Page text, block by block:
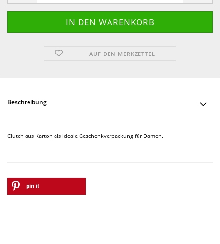
AUF DEN MERKZETTEL
Beschreibung
Clutch aus Karton als ideale Geschenkverpackung für Damen.
pin it